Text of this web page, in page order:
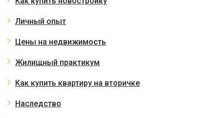
Личный опыт
Цены на недвижимость
Жилищный практикум
Как купить квартиру на вторичке
Наследство